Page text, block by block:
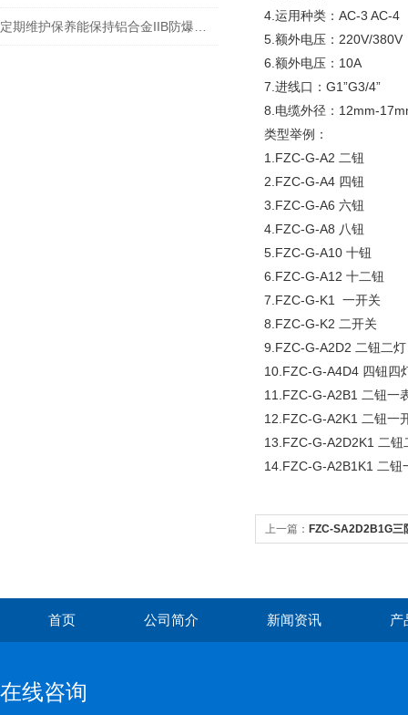
4.运用种类：AC-3 AC-4
5.额外电压：220V/380V
6.额外电压：10A
7.进线口：G1”G3/4”
8.电缆外径：12mm-
类型举例：
1.FZC-G-A2 二钮
2.FZC-G-A4 四钮
3.FZC-G-A6 六钮
4.FZC-G-A8 八钮
5.FZC-G-A10 十钮
6.FZC-G-A12 十二钮
7.FZC-G-K1 一开关
8.FZC-G-K2 二开关
9.FZC-G-A2D2 二钮二灯
10.FZC-G-A4D4 四钮四
11.FZC-G-A2B1 二钮一
12.FZC-G-A2K1 二钮一
13.FZC-G-A2D2K1 二钮
14.FZC-G-A2B1K1 二钮
上一篇： FZC-SA2D2B1G三
首页 公司简介 新闻资讯 产
在线咨询